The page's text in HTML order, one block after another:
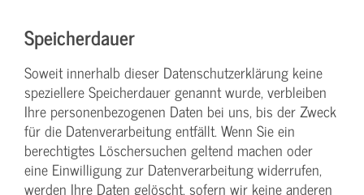
Speicherdauer
Soweit innerhalb dieser Datenschutzerklärung keine
speziellere Speicherdauer genannt wurde, verbleiben
Ihre personenbezogenen Daten bei uns, bis der Zweck
für die Datenverarbeitung entfällt. Wenn Sie ein
berechtigtes Löschersuchen geltend machen oder
eine Einwilligung zur Datenverarbeitung widerrufen,
werden Ihre Daten gelöscht, sofern wir keine anderen